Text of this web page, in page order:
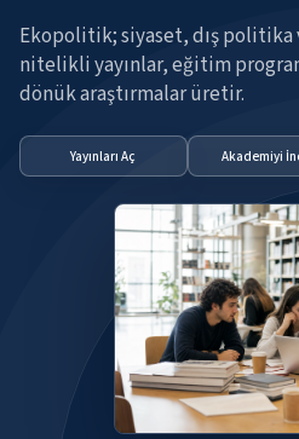
Ekopolitik; siyaset, dış politika
nitelikli yayınlar, eğitim
dönük araştırmalar üretir.
Yayınları Aç Akademiyi